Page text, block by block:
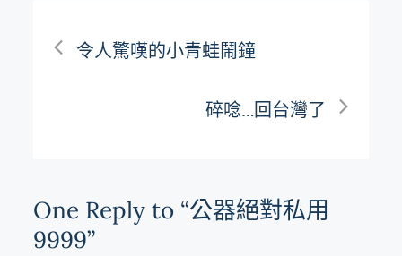
文
覽
令人驚嘆的小青蛙鬧鐘
碎唸…回台灣了
One Reply to “公器絕對私用
9999”